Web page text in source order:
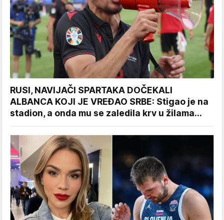
RUSI, NAVIJAČI SPARTAKA DOČEKALI
ALBANCA KOJI JE VREĐAO SRBE: Stigao je na
stadion, a onda mu se zaledila krv u žilama...